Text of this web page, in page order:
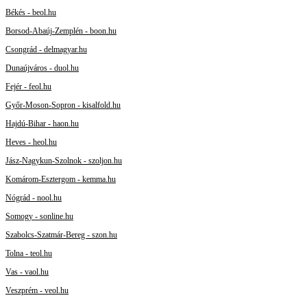
Békés - beol.hu
Borsod-Abaúj-Zemplén - boon.hu
Csongrád - delmagyar.hu
Dunaújváros - duol.hu
Fejér - feol.hu
Győr-Moson-Sopron - kisalfold.hu
Hajdú-Bihar - haon.hu
Heves - heol.hu
Jász-Nagykun-Szolnok - szoljon.hu
Komárom-Esztergom - kemma.hu
Nógrád - nool.hu
Somogy - sonline.hu
Szabolcs-Szatmár-Bereg - szon.hu
Tolna - teol.hu
Vas - vaol.hu
Veszprém - veol.hu